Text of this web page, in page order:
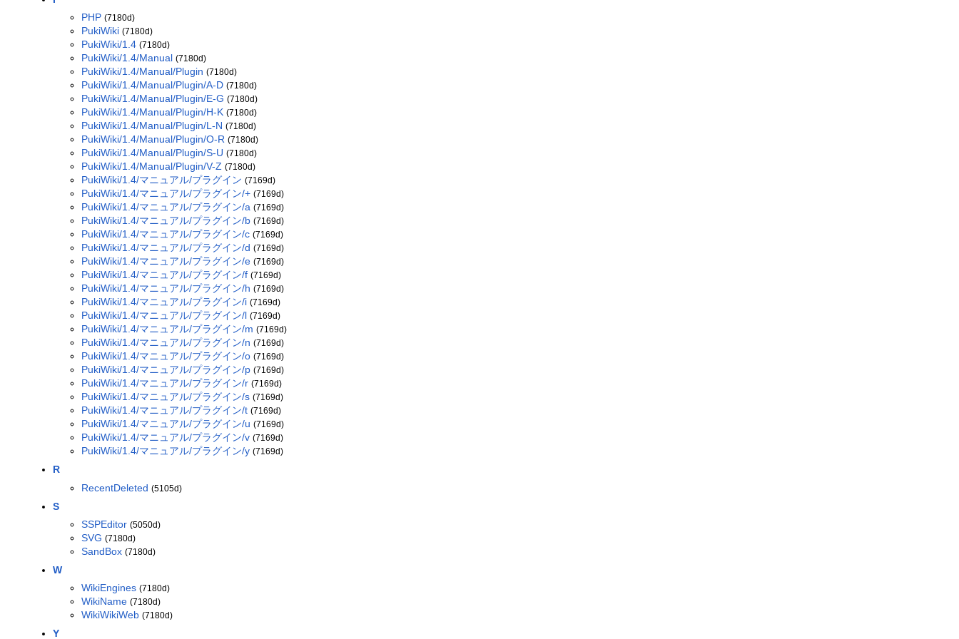
PHP (7180d)
PukiWiki (7180d)
PukiWiki/1.4 (7180d)
PukiWiki/1.4/Manual (7180d)
PukiWiki/1.4/Manual/Plugin (7180d)
PukiWiki/1.4/Manual/Plugin/A-D (7180d)
PukiWiki/1.4/Manual/Plugin/E-G (7180d)
PukiWiki/1.4/Manual/Plugin/H-K (7180d)
PukiWiki/1.4/Manual/Plugin/L-N (7180d)
PukiWiki/1.4/Manual/Plugin/O-R (7180d)
PukiWiki/1.4/Manual/Plugin/S-U (7180d)
PukiWiki/1.4/Manual/Plugin/V-Z (7180d)
PukiWiki/1.4/マニュアル/プラグイン (7169d)
PukiWiki/1.4/マニュアル/プラグイン/+ (7169d)
PukiWiki/1.4/マニュアル/プラグイン/a (7169d)
PukiWiki/1.4/マニュアル/プラグイン/b (7169d)
PukiWiki/1.4/マニュアル/プラグイン/c (7169d)
PukiWiki/1.4/マニュアル/プラグイン/d (7169d)
PukiWiki/1.4/マニュアル/プラグイン/e (7169d)
PukiWiki/1.4/マニュアル/プラグイン/f (7169d)
PukiWiki/1.4/マニュアル/プラグイン/h (7169d)
PukiWiki/1.4/マニュアル/プラグイン/i (7169d)
PukiWiki/1.4/マニュアル/プラグイン/l (7169d)
PukiWiki/1.4/マニュアル/プラグイン/m (7169d)
PukiWiki/1.4/マニュアル/プラグイン/n (7169d)
PukiWiki/1.4/マニュアル/プラグイン/o (7169d)
PukiWiki/1.4/マニュアル/プラグイン/p (7169d)
PukiWiki/1.4/マニュアル/プラグイン/r (7169d)
PukiWiki/1.4/マニュアル/プラグイン/s (7169d)
PukiWiki/1.4/マニュアル/プラグイン/t (7169d)
PukiWiki/1.4/マニュアル/プラグイン/u (7169d)
PukiWiki/1.4/マニュアル/プラグイン/v (7169d)
PukiWiki/1.4/マニュアル/プラグイン/y (7169d)
R
RecentDeleted (5105d)
S
SSPEditor (5050d)
SVG (7180d)
SandBox (7180d)
W
WikiEngines (7180d)
WikiName (7180d)
WikiWikiWeb (7180d)
Y